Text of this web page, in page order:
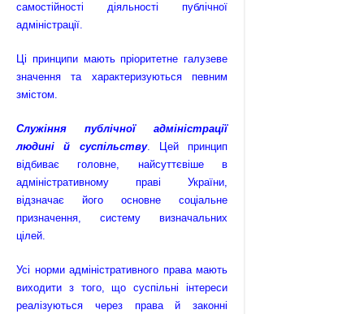
самостійності діяльності публічної
адміністрації.
Ці принципи мають пріоритетне галузеве
значення та характе­ризуються певним
змістом.
Служіння публічної адміністрації
людині й суспільству. Цей принцип
відбиває головне, найсуттєвіше в
адміністративному праві України,
відзначає його основне соціальне
призначення, систему визначальних
цілей.
Усі норми адміністративного права мають
виходити з того, що суспільні інтереси
реалізуються через права й законні